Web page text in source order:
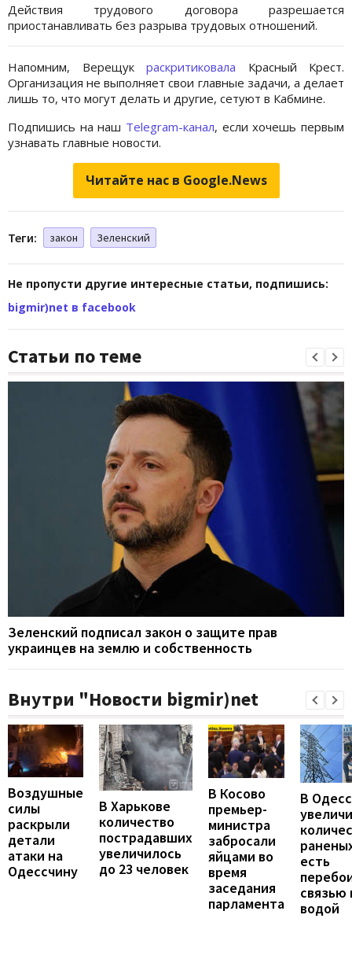
Действия трудового договора разрешается
приостанавливать без разрыва трудовых отношений.
Напомним, Верещук раскритиковала Красный Крест.
Организация не выполняет свои главные задачи, а делает
лишь то, что могут делать и другие, сетуют в Кабмине.
Подпишись на наш Telegram-канал, если хочешь первым
узнавать главные новости.
Читайте нас в Google.News
Теги: закон Зеленский
Не пропусти другие интересные статьи, подпишись:
bigmir)net в facebook
Статьи по теме
Зеленский подписал закон о защите прав
украинцев на землю и собственность
Внутри "Новости bigmir)net
Воздушные
силы
раскрыли
детали
атаки на
Одессчину
В Харькове
количество
пострадавших
увеличилось
до 23 человек
В Косово
премьер-
министра
забросали
яйцами во
время
заседания
парламента
В
есть
связью
водой